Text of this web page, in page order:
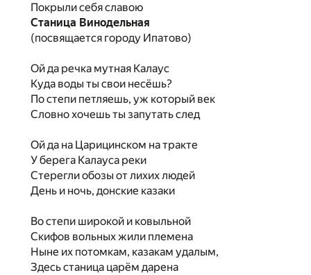
Покрыли себя славою
Станица Винодельная
(посвящается городу Ипатово)
Ой да речка мутная Калаус
Куда воды ты свои несёшь?
По степи петляешь, уж который век
Словно хочешь ты запутать след
Ой да на Царицинском на тракте
У берега Калауса реки
Стерегли обозы от лихих людей
День и ночь, донские казаки
Во степи широкой и ковыльной
Скифов вольных жили племена
Ныне их потомкам, казакам удалым,
Здесь станица царём дарена